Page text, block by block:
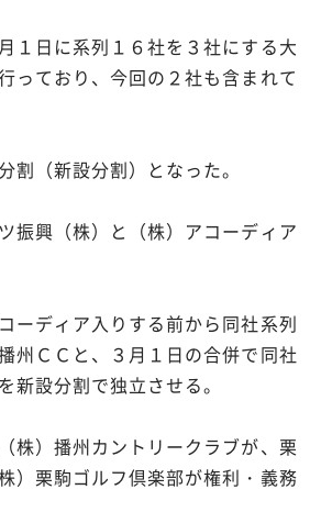
１日に系列１６社を３社にする大
っており、今回の２社も含まれて
割（新設分割）となった。
振興（株）と（株）アコーディア
ーディア入りする前から同社系列
州ＣＣと、３月１日の合併で同社
新設分割で独立させる。
株）播州カントリークラブが、栗
）栗駒ゴルフ倶楽部が権利・義務